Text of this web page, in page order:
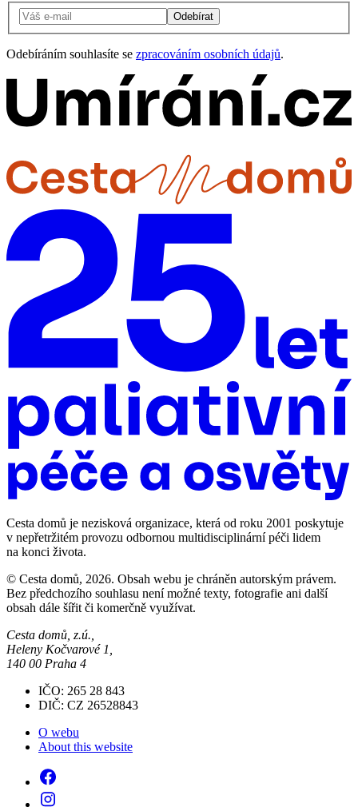
Odebírat
Odebíráním souhlasíte se zpracováním osobních údajů.
Cesta domů je nezisková organizace, která od roku 2001 poskytuje
v nepřetržitém provozu odbornou multidisciplinární péči lidem
na konci života.
© Cesta domů, 2026. Obsah webu je chráněn autorským právem.
Bez předchozího souhlasu není možné texty, fotografie ani další
obsah dále šířit či komerčně využívat.
Cesta domů, z.ú.,
Heleny Kočvarové 1,
140 00 Praha 4
IČO: 265 28 843
DIČ: CZ 26528843
O webu
About this website